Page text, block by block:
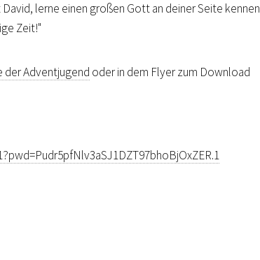
lerne einen großen Gott an deiner Seite kennen
Zeit!"
der Adventjugend oder in dem Flyer zum Download